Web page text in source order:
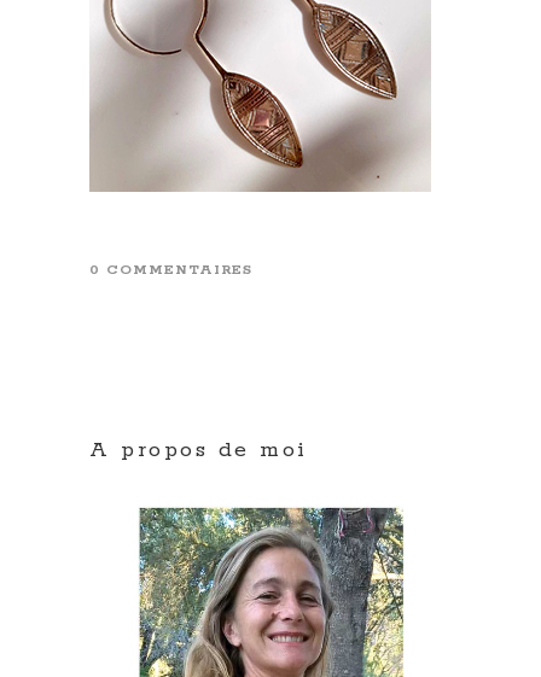
0 COMMENTAIRES
A propos de moi